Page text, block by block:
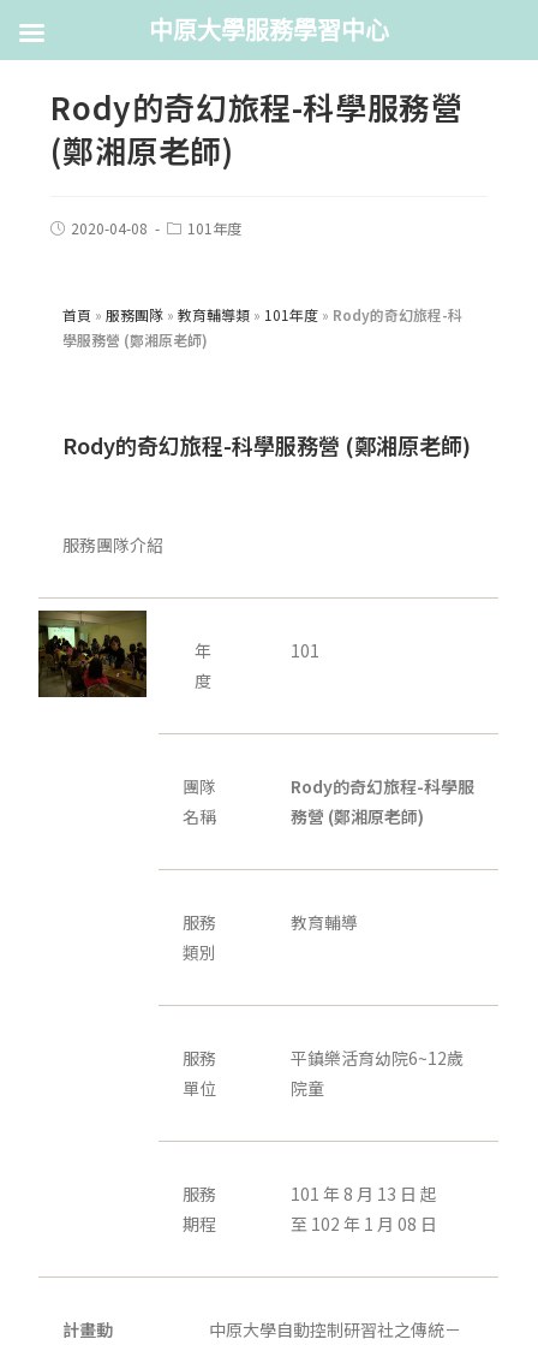
Rody的奇幻旅程-科學服務營
(鄭湘原老師)
2020-04-08 101年度
首頁 »服務團隊 »教育輔導類 » 101年度 » Rody的奇幻旅程-科
學服務營 (鄭湘原老師)
Rody的奇幻旅程-科學服務營 (鄭湘原老師)
服務團隊介紹
年
度
101
團隊
名稱
Rody的奇幻旅程-科學服
務營 (鄭湘原老師)
服務
類別
教育輔導
服務
單位
平鎮樂活育幼院6~12歲
院童
服務
期程
101 年 8 月 13 日 起
至 102 年 1 月 08 日
計畫動
中原大學自動控制研習社之傳統－
中原大學服務學習中心